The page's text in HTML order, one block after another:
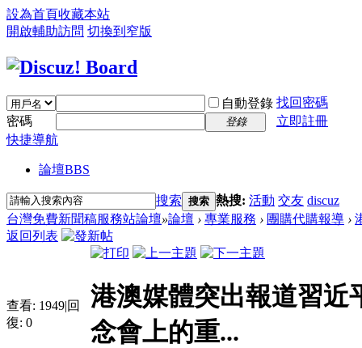
設為首頁收藏本站
開啟輔助訪問 切換到窄版
自動登錄 找回密碼
密碼
登錄
立即註冊
快捷導航
論壇BBS
搜索 搜索 熱搜: 活動 交友 discuz
台灣免費新聞稿服務站論壇»論壇 › 專業服務 › 團購代購報導 ›
返回列表
查看: 1949|回
復: 0
港澳媒體突出報道習近
念會上的重...